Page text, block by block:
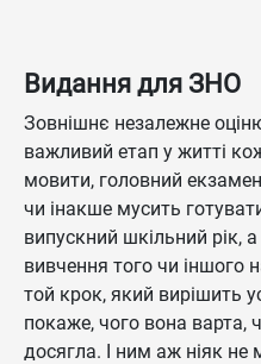
Видання для ЗНО
Зовнішнє незалежне
важливий етап у житті
мовити, головний
чи інакше мусить
випускний шкільний рік,
вивчення того чи іншого
той крок, який вирішить
покаже, чого вона варта,
досягла. І ним аж ніяк